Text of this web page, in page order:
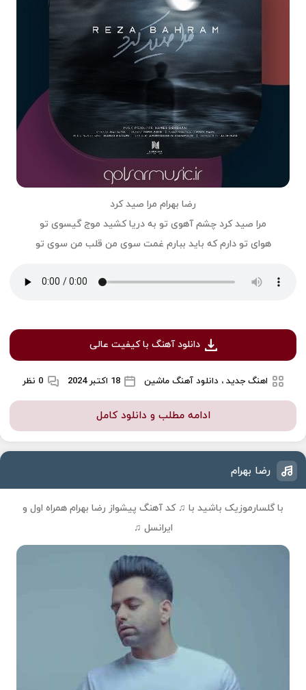
رضا بهرام مرا صید کرد
مرا صید کرد چشم آهوی تو به دریا کشید موج گیسوی تو
هوای تو دارم که باید ببارم غمت سوی من قلب من سوی تو
دانلود آهنگ با کیفیت عالی
اهنگ جدید ، دانلود آهنگ ماشین 18 اکتبر 2024 0 نظر
ادامه مطلب و دانلود کامل
رضا بهرام
با گلسارموزیک باشید با ♫کد آهنگ پیشواز رضا بهرام همراه اول و
ایرانسل ♫